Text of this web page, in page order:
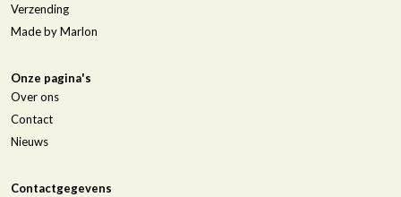
Verzending
Made by Marlon
Onze pagina's
Over ons
Contact
Nieuws
Contactgegevens